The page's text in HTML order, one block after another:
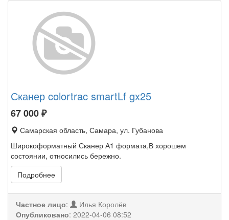
Сканер colortrac smartLf gx25
67 000₽
Самарская область, Самара, ул. Губанова
Широкоформатный Сканер А1 формата,В хорошем
состоянии, относились бережно.
Подробнее
Частное лицо:
Илья Королёв
Опубликовано: 2022-04-06 08:52